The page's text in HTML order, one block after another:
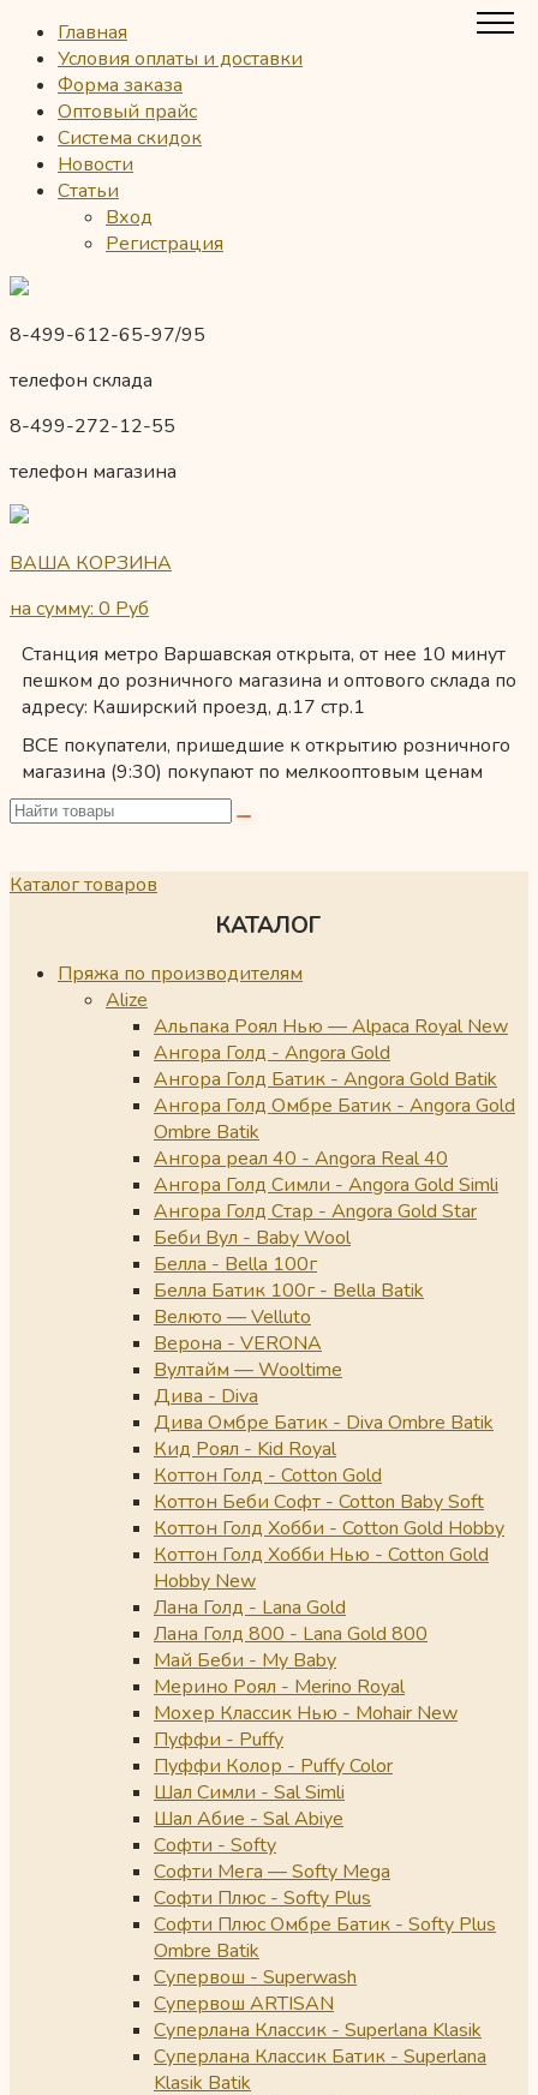
Главная
Условия оплаты и доставки
Форма заказа
Оптовый прайс
Система скидок
Новости
Статьи
Вход
Регистрация
8-499-612-65-97/95
телефон склада
8-499-272-12-55
телефон магазина
ВАША КОРЗИНА
на сумму: 0 Руб
Станция метро Варшавская открыта, от нее 10 минут
пешком до розничного магазина и оптового склада по
адресу: Каширский проезд, д.17 стр.1
ВСЕ покупатели, пришедшие к открытию розничного
магазина (9:30) покупают по мелкооптовым ценам
Каталог товаров
КАТАЛОГ
Пряжа по производителям
Alize
Альпака Роял Нью — Alpaca Royal New
Ангора Голд - Angora Gold
Ангора Голд Батик - Angora Gold Batik
Ангора Голд Омбре Батик - Angora Gold
Ombre Batik
Ангора реал 40 - Angora Real 40
Ангора Голд Симли - Angora Gold Simli
Ангора Голд Стар - Angora Gold Star
Беби Вул - Baby Wool
Белла - Bella 100г
Белла Батик 100г - Bella Batik
Велюто — Velluto
Верона - VERONA
Вултайм — Wooltime
Дива - Diva
Дива Омбре Батик - Diva Ombre Batik
Кид Роял - Kid Royal
Коттон Голд - Cotton Gold
Коттон Беби Софт - Cotton Baby Soft
Коттон Голд Хобби - Cotton Gold Hobby
Коттон Голд Хобби Нью - Cotton Gold
Hobby New
Лана Голд - Lana Gold
Лана Голд 800 - Lana Gold 800
Май Беби - My Baby
Мерино Роял - Merino Royal
Мохер Классик Нью - Mohair New
Пуффи - Puffy
Пуффи Колор - Puffy Color
Шал Симли - Sal Simli
Шал Абие - Sal Abiye
Софти - Softy
Софти Мега — Softy Mega
Софти Плюс - Softy Plus
Софти Плюс Омбре Батик - Softy Plus
Ombre Batik
Супервош - Superwash
Супервош ARTISAN
Суперлана Классик - Superlana Klasik
Суперлана Классик Батик - Superlana
Klasik Batik